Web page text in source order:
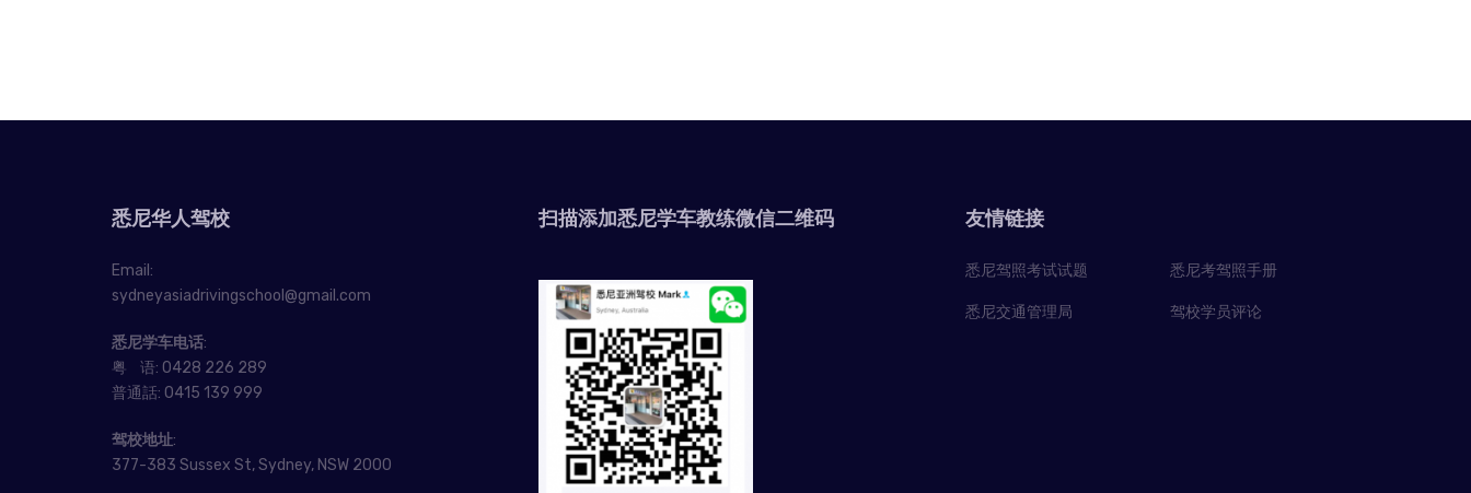
悉尼华人驾校
Email:
sydneyasiadrivingschool@gmail.com
悉尼学车电话:
粤 语: 0428 226 289
普通話: 0415 139 999
驾校地址:
377-383 Sussex St, Sydney, NSW 2000
扫描添加悉尼学车教练微信二维码 友情链接
悉尼驾照考试试题
悉尼交通管理局
悉尼考驾照手册
驾校学员评论